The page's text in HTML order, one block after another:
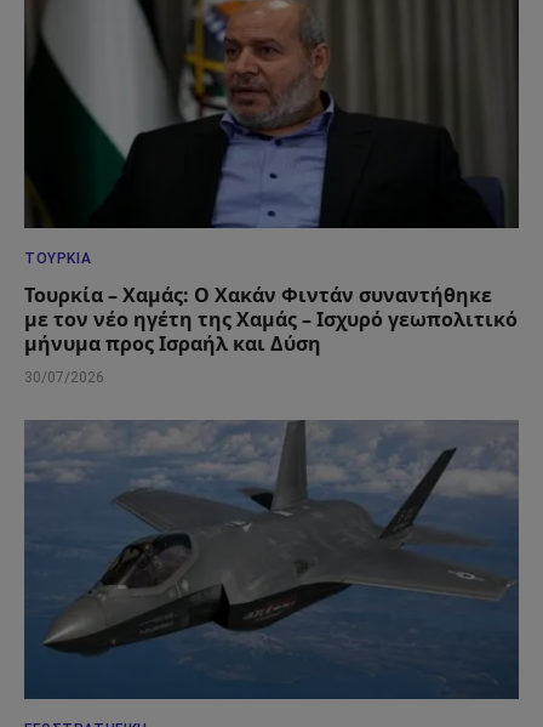
ΤΟΥΡΚΊΑ
Τουρκία – Χαμάς: Ο Χακάν Φιντάν συναντήθηκε
με τον νέο ηγέτη της Χαμάς – Ισχυρό γεωπολιτικό
μήνυμα προς Ισραήλ και Δύση
30/07/2026